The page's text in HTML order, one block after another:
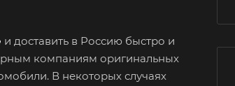
и доставить в Россию быстро и
компаниям оригинальных
В некоторых случаях